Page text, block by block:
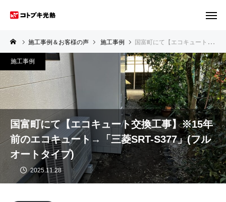
施工事例＆お客様の声 施工事例 国富町にて【エコキュート交換工事】※15年前のエコキュート→「三菱SRT-S377」(フルオートタイプ)
国富町にて【エコキュート交換工事】※15年
前のエコキュート→「三菱SRT-S377」(フル
オートタイプ)
2025.11.28
施工事例